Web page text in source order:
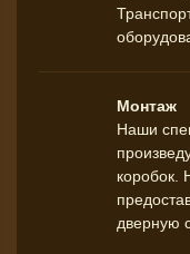
Монтаж
Наши
коробок.
дверную